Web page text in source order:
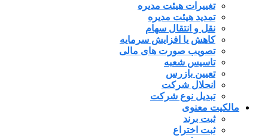
تغییرات هیئت مدیره
تمدید هیئت مدیره
نقل و انتقال سهام
کاهش یا افزایش سرمایه
تصویب صورت های مالی
تاسیس شعبه
تعیین بازرس
انحلال شرکت
تبدیل نوع شرکت
مالکیت معنوی
ثبت برند
ثبت اختراع